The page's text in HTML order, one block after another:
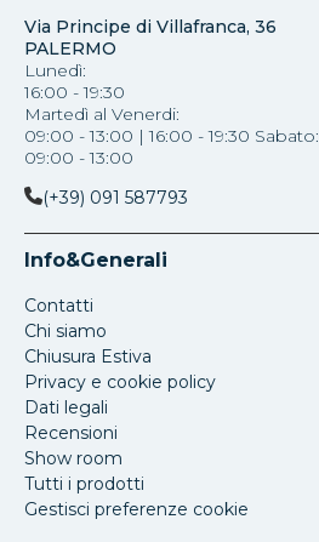
Via Principe di Villafranca, 36
PALERMO
Lunedì:
16:00 - 19:30
Martedì al Venerdi:
09:00 - 13:00 | 16:00 - 19:30 Sabato:
09:00 - 13:00
(+39) 091 587793
Info&Generali
Contatti
Chi siamo
Chiusura Estiva
Privacy e cookie policy
Dati legali
Recensioni
Show room
Tutti i prodotti
Gestisci preferenze cookie